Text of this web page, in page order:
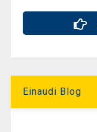
Einaudi Blog